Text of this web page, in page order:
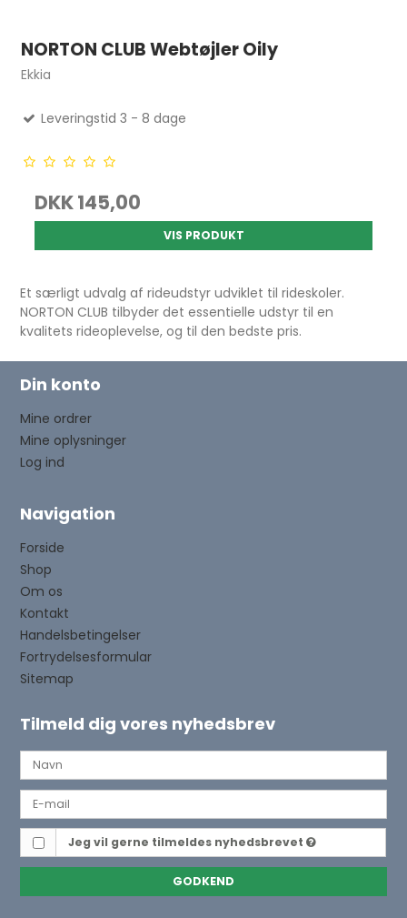
NORTON CLUB Webtøjler Oily
Ekkia
Leveringstid 3 - 8 dage
DKK 145,00
VIS PRODUKT
Et særligt udvalg af rideudstyr udviklet til rideskoler.
NORTON CLUB tilbyder det essentielle udstyr til en
kvalitets rideoplevelse, og til den bedste pris.
Din konto
Mine ordrer
Mine oplysninger
Log ind
Navigation
Forside
Shop
Om os
Kontakt
Handelsbetingelser
Fortrydelsesformular
Sitemap
Tilmeld dig vores nyhedsbrev
Jeg vil gerne tilmeldes nyhedsbrevet
GODKEND